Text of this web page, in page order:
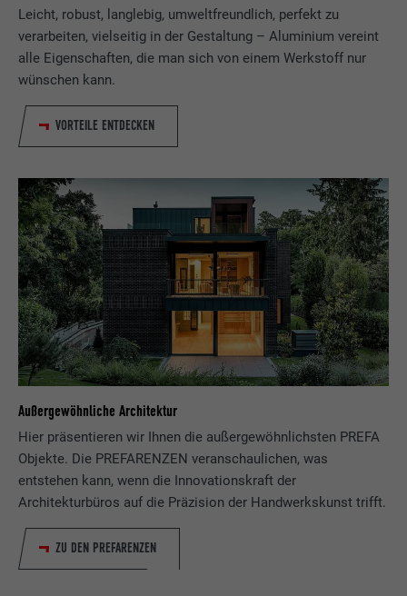
Leicht, robust, langlebig, umweltfreundlich, perfekt zu
verarbeiten, vielseitig in der Gestaltung – Aluminium vereint
alle Eigenschaften, die man sich von einem Werkstoff nur
wünschen kann.
VORTEILE ENTDECKEN
Außergewöhnliche Architektur
Hier präsentieren wir Ihnen die außergewöhnlichsten PREFA
Objekte. Die PREFARENZEN veranschaulichen, was
entstehen kann, wenn die Innovationskraft der
Architekturbüros auf die Präzision der Handwerkskunst trifft.
ZU DEN PREFARENZEN